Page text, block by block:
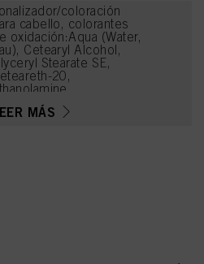
coloración
cabello, colorantes
oxidación:Aqua (Water,
Cetearyl Alcohol,
Stearate SE,
20,
Sodium
Sulfate, Toluene-
MÁS